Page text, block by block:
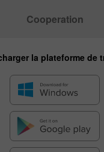
Cooperation
la plateforme de